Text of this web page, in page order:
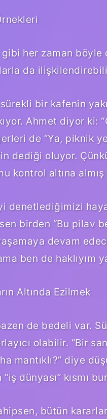
her zaman
da
bir kafenin
Ahmet diyor ki:
de “Ya, piknik
dediği oluyor.
kontrol altına
denetlediğimizi
birden “Bu pilav
devam
ben de haklıyım
Altında Ezilmek
de bedeli var.
olabilir. “Bir
mantıklı?” diye
dünyası” kısmı
bütün